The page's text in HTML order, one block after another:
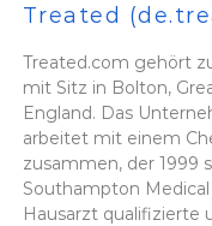
Treated
Treated.com gehört
mit Sitz in Bolton,
England. Das
arbeitet mit einem
zusammen, der 1999
Southampton
Hausarzt qualifizierte